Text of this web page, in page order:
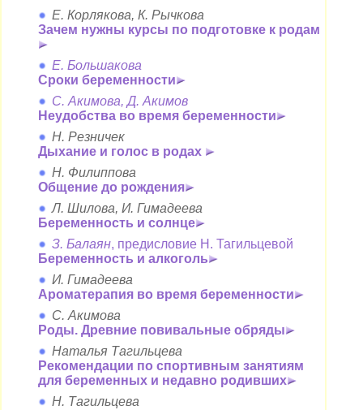
Е. Корлякова, К. Рычкова
Зачем нужны курсы по подготовке к родам
Е. Большакова
Сроки беременности
С. Акимова, Д. Акимов
Неудобства во время беременности
Н. Резничек
Дыхание и голос в родах
Н. Филиппова
Общение до рождения
Л. Шилова, И. Гимадеева
Беременность и солнце
З. Балаян, предисловие Н. Тагильцевой
Беременность и алкоголь
И. Гимадеева
Ароматерапия во время беременности
С. Акимова
Роды. Древние повивальные обряды
Наталья Тагильцева
Рекомендации по спортивным занятиям
для беременных и недавно родивших
Н. Тагильцева